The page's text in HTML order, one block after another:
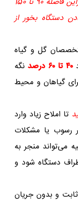
دستگاه بخور از
گل و گیاه
۴۰ تا ۶۰ درصد
نگه
گیاهان و محیط
تا املاح زیاد وارد
رسوب یا مشکلات
می‌تواند منجر به
دستگاه شود و
و بدون جریان